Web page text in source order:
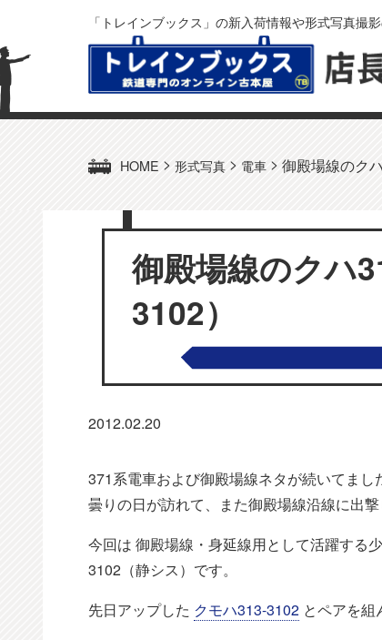
「トレインブックス」の新入荷情報や形式写真撮
HOME > 形式写真 > 電車 > 御殿場線のク
御殿場線のクハ
3102）
2012.02.20
371系電車および御殿場線ネタが続いてまし
曇りの日が訪れて、また御殿場線沿線に出
今回は 御殿場線・身延線用として活躍する
3102（静シス）です。
先日アップした クモハ313-3102 とペアを組